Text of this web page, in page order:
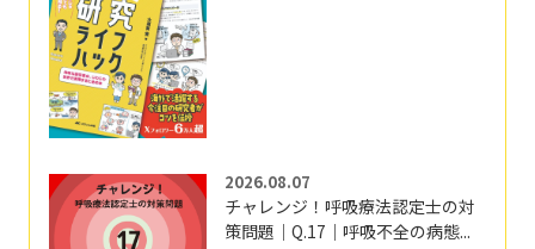
2026.08.07
チャレンジ！呼吸療法認定士の対
策問題｜Q.17｜呼吸不全の病態...